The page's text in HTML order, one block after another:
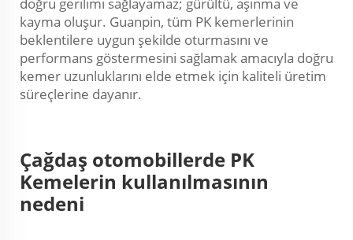
kayma oluşur. Guanpin, tüm PK kemerlerinin
beklentilere uygun şekilde oturmasını ve
performans göstermesini sağlamak amacıyla doğru
kemer uzunluklarını elde etmek için kaliteli üretim
süreçlerine dayanır.
Çağdaş otomobillerde PK
Kemelerin kullanılmasının
nedeni